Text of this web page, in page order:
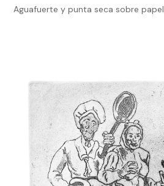
Aguafuerte y punta seca sobre papel